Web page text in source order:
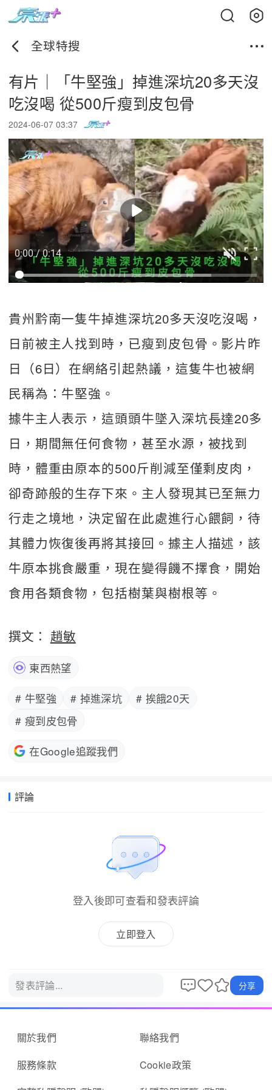
全球特搜
有片｜「牛堅強」掉進深坑20多天沒
吃沒喝 從500斤瘦到皮包骨
2024-06-07 03:37
0:00 / 0:14
貴州黔南一隻牛掉進深坑20多天沒吃沒喝，
日前被主人找到時，已瘦到皮包骨。影片昨
日（6日）在網絡引起熱議，這隻牛也被網
民稱為：牛堅強。
據牛主人表示，這頭頭牛墜入深坑長達20多
日，期間無任何食物，甚至水源，被找到
時，體重由原本的500斤削減至僅剩皮肉，
卻奇跡般的生存下來。主人發現其已至無力
行走之境地，決定留在此處進行心餵飼，待
其體力恢復後再將其接回。據主人描述，該
牛原本挑食嚴重，現在變得饑不擇食，開始
食用各類食物，包括樹葉與樹根等。
撰文： 趙敏
東西熱望
# 牛堅強 # 掉進深坑
# 挨餓20天
# 瘦到皮包骨
在Google追蹤我們
評論
登入後即可查看和發表評論
立即登入
發表評論... 分享
關於我們
服務條款
聯絡我們
Cookie政策